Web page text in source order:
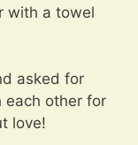
with a towel
asked for
each other for
love!